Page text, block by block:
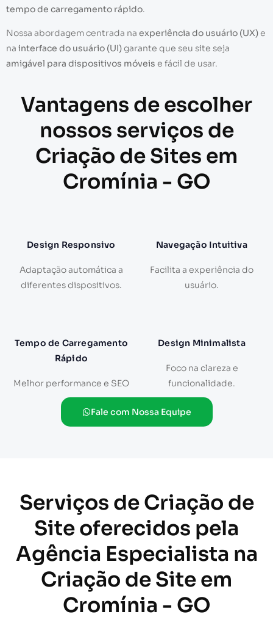
tempo de carregamento rápido.
Nossa abordagem centrada na experiência do usuário (UX)e
na interface do usuário (UI)garante que seu site seja
amigável para dispositivos móveis e fácil de usar.
Vantagens de escolher
nossos serviços de
Criação de Sites em
Cromínia - GO
Design Responsivo
Adaptação automática a
diferentes dispositivos.
Navegação Intuitiva
Facilita a experiência do
usuário.
Tempo de Carregamento
Rápido
Melhor performance e SEO
Design Minimalista
Foco na clareza e
funcionalidade.
Fale com Nossa Equipe
Serviços de Criação de
Site oferecidos pela
Agência Especialista na
Criação de Site em
Cromínia - GO